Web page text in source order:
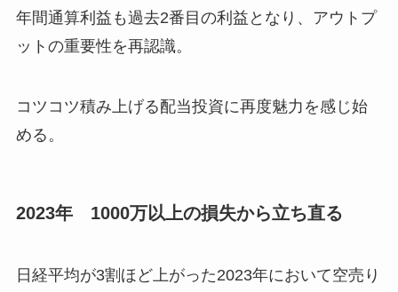
年間通算利益も過去2番目の利益となり、アウトプ
ットの重要性を再認識。
コツコツ積み上げる配当投資に再度魅力を感じ始
める。
2023年 1000万以上の損失から立ち直る
日経平均が3割ほど上がった2023年において空売り